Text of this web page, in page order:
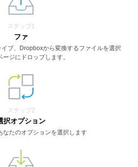
ステップ1
ファ
ブ、Dropboxから変換するファイルを選択
ージにドロップします。
ステップ2
択オプション
なたのオプションを選択します